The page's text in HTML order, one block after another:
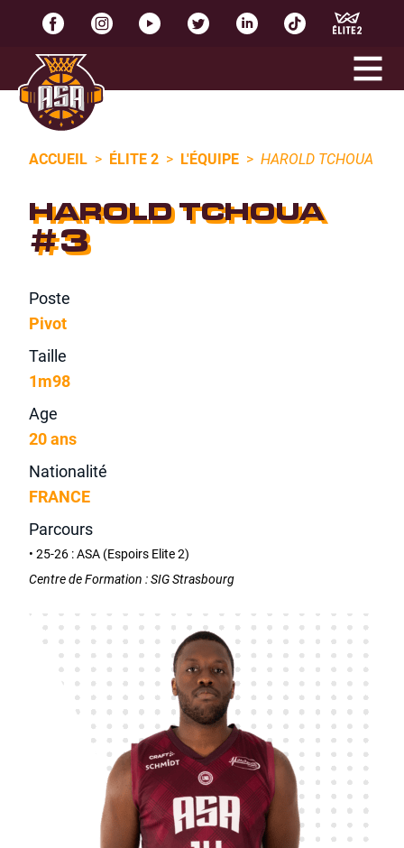
ACCUEIL > ÉLITE 2 > L'ÉQUIPE > HAROLD TCHOUA
HAROLD TCHOUA
#3
Poste
Pivot
Taille
1m98
Age
20 ans
Nationalité
FRANCE
Parcours
• 25-26 : ASA (Espoirs Elite 2)
Centre de Formation : SIG Strasbourg